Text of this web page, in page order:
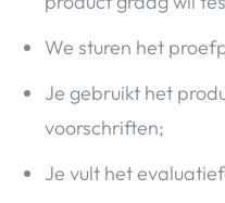
We sturen het
Je gebruikt het
voorschriften;
Je vult het